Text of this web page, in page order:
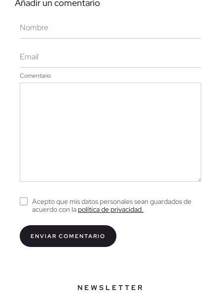
Añadir un comentario
Comentario
Acepto que mis datos personales sean guardados de
acuerdo con lapolítica de privacidad.
NEWSLETTER